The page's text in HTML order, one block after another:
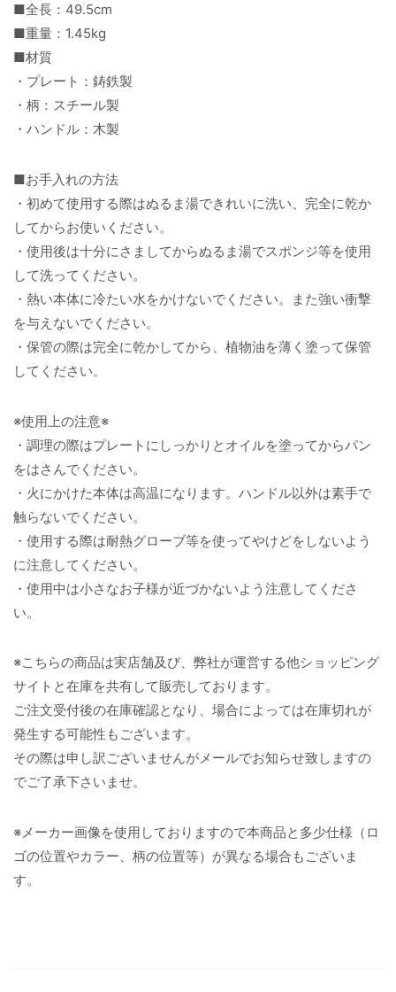
■全長：49.5cm
■重量：1.45kg
■材質
・プレート：鋳鉄製
・柄：スチール製
・ハンドル：木製
■お手入れの方法
・初めて使用する際はぬるま湯できれいに洗い、完全に乾か
してからお使いください。
・使用後は十分にさましてからぬるま湯でスポンジ等を使用
して洗ってください。
・熱い本体に冷たい水をかけないでください。また強い衝撃
を与えないでください。
・保管の際は完全に乾かしてから、植物油を薄く塗って保管
してください。
※使用上の注意※
・調理の際はプレートにしっかりとオイルを塗ってからパン
をはさんでください。
・火にかけた本体は高温になります。ハンドル以外は素手で
触らないでください。
・使用する際は耐熱グローブ等を使ってやけどをしないよう
に注意してください。
・使用中は小さなお子様が近づかないよう注意してくださ
い。
※こちらの商品は実店舗及び、弊社が運営する他ショッピング
サイトと在庫を共有して販売しております。
ご注文受付後の在庫確認となり、場合によっては在庫切れが
発生する可能性もございます。
その際は申し訳ございませんがメールでお知らせ致しますの
でご了承下さいませ。
※メーカー画像を使用しておりますので本商品と多少仕様（ロ
ゴの位置やカラー、柄の位置等）が異なる場合もございま
す。